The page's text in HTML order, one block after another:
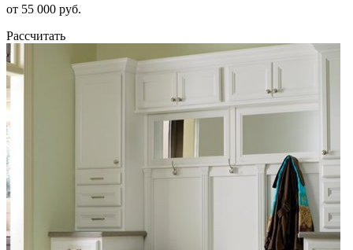
от 55 000 руб.
Рассчитать